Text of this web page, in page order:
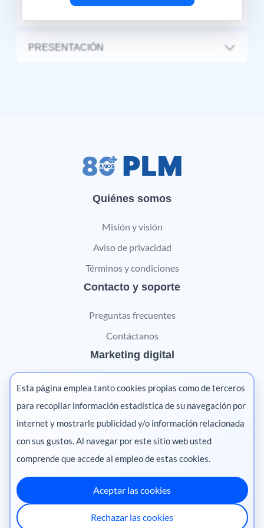
PRESENTACIÓN
Quiénes somos
Misión y visión
Aviso de privacidad
Términos y condiciones
Contacto y soporte
Preguntas frecuentes
Contáctanos
Marketing digital
Pharma
Salud animal
Salud vegetal
México
·
Ecuador·Perú·
Centroamérica
Chile
Esta página emplea tanto cookies propias como de terceros
para recopilar información estadística de su navegación por
internet y mostrarle publicidad y/o información relacionada
con sus gustos. Al navegar por este sitio web usted
comprende que accede al empleo de estas cookies.
Aceptar las cookies
Rechazar las cookies